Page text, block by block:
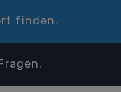
finden.